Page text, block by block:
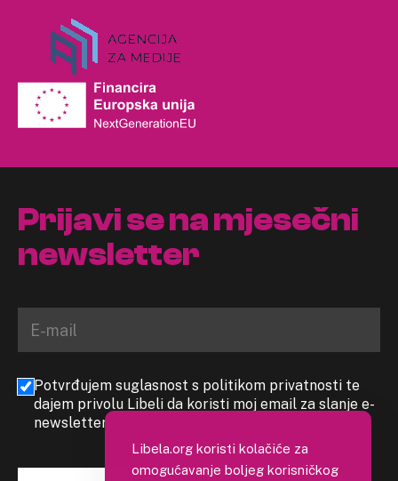
Prijavi se na mjesečni
newsletter
Potvrđujem suglasnost s politikom privatnosti te
dajem privolu Libeli da koristi moj email za slanje e-
newslettera
Libela.org koristi kolačiće za
omogućavanje boljeg korisničkog